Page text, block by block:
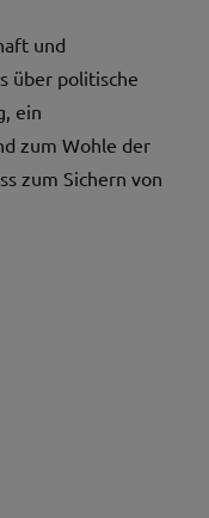
und
über politische
ein
zum Wohle der
zum Sichern von